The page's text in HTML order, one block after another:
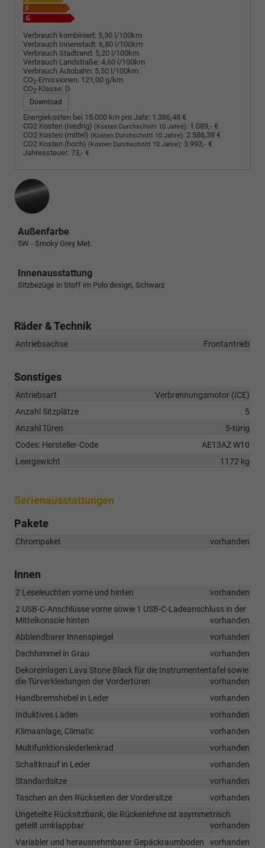
Verbrauch kombiniert: 5,30 l/100km
Verbrauch Innenstadt: 6,80 l/100km
Verbrauch Stadtrand: 5,20 l/100km
Verbrauch Landstraße: 4,60 l/100km
Verbrauch Autobahn: 5,50 l/100km
CO2-Emissionen: 121,00 g/km
CO2-Klasse: D
Download
Energiekosten bei 15.000 km pro Jahr: 1.386,48 €
CO2 Kosten (niedrig) (Kosten Durchschnitt 10 Jahre): 1.089,- €
CO2 Kosten (mittel) (Kosten Durchschnitt 10 Jahre): 2.586,38 €
CO2 Kosten (hoch) (Kosten Durchschnitt 10 Jahre): 3.993,- €
Jahressteuer: 73,- €
Außenfarbe
5W - Smoky Grey Met.
Innenausstattung
Sitzbezüge in Stoff im Polo design, Schwarz
Räder & Technik
Antriebsachse Frontantrieb
Sonstiges
Antriebsart
Verbrennungsmotor (ICE)
Anzahl Sitzplätze
5
Anzahl Türen
5-türig
Codes: Hersteller-Code
AE13AZ W10
Leergewicht
1172 kg
Serienausstattungen
Pakete
Chrompaket vorhanden
Innen
2 Leseleuchten vorne und hinten
vorhanden
2 USB-C-Anschlüsse vorne sowie 1 USB-C-Ladeanschluss in der
Mittelkonsole hinten
vorhanden
Abblendbarer Innenspiegel
vorhanden
Dachhimmel in Grau
vorhanden
Dekoreinlagen Lava Stone Black für die Instrumententafel sowie
die Türverkleidungen der Vordertüren
vorhanden
Handbremshebel in Leder
vorhanden
Induktives Laden
vorhanden
Klimaanlage, Climatic
vorhanden
Multifunktionslederlenkrad
vorhanden
Schaltknauf in Leder
vorhanden
Standardsitze
vorhanden
Taschen an den Rückseiten der Vordersitze
vorhanden
Ungeteilte Rücksitzbank, die Rückenlehne ist asymmetrisch
geteilt umklappbar
vorhanden
Variabler und herausnehmbarer Gepäckraumboden
vorhanden